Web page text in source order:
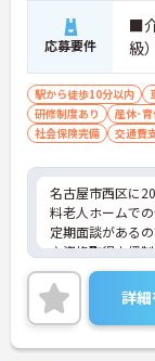
寧に共有するこ
できる仕組みが
・困った時もす
しの良い職場と
う高い定着率に
【医療機関と連
・24時間体制で
も連携している
きる安心・安全
・資格取得に向
できる場合が多
ら着実に専門性
【リフレッシュ
・年間107日の
応募要件
■
級
駅から徒歩10分以内
研修制度あり
産休･
社会保険完備
交通費
名古屋市西区に
料老人ホームで
定期面談がある
♪資格取得支援
社員割引制度や
る環境が整って
エンザ予防接種
興味ある方は面
気軽にご連絡く
詳